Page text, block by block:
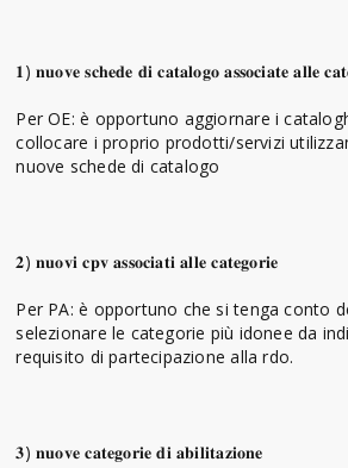
𝟏) 𝐧𝐮𝐨𝐯𝐞 𝐬𝐜𝐡𝐞𝐝𝐞 𝐝𝐢 𝐜𝐚𝐭𝐚𝐥𝐨𝐠𝐨 𝐚𝐬𝐬𝐨𝐜𝐢𝐚𝐭𝐞 𝐚𝐥𝐥𝐞
Per OE: è opportuno aggiornare i
collocare i proprio prodotti/servizi
nuove schede di catalogo
𝟐) 𝐧𝐮𝐨𝐯𝐢 𝐜𝐩𝐯 𝐚𝐬𝐬𝐨𝐜𝐢𝐚𝐭𝐢 𝐚𝐥𝐥𝐞 𝐜𝐚𝐭𝐞𝐠𝐨𝐫𝐢𝐞
Per PA: è opportuno che si tenga conto
selezionare le categorie più idonee da
requisito di partecipazione alla rdo.
𝟑) 𝐧𝐮𝐨𝐯𝐞 𝐜𝐚𝐭𝐞𝐠𝐨𝐫𝐢𝐞 𝐝𝐢 𝐚𝐛𝐢𝐥𝐢𝐭𝐚𝐳𝐢𝐨𝐧𝐞